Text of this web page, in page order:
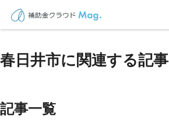
TOP > 補助金・助成金詳細>愛知県
春日井市に関連する記事
記事一覧